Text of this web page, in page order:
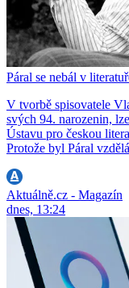
Páral se nebál v
V tvorbě spisovatele
svých 94. narozenin,
Ústavu pro českou
Protože byl Páral
Aktuálně.cz - Magazín
dnes, 13:24